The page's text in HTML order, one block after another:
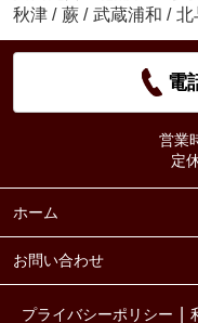
秋津 / 蕨 / 武蔵浦和 / 北
電
営業
定
ホーム
お問い合わせ
プライバシーポリシー